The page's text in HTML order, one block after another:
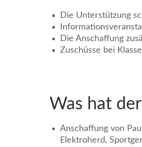
Die Unterstützung
Die Anschaffung
Zuschüsse bei
Was hat
Anschaffung von
Elektroherd,